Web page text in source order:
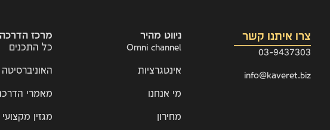
צרו איתנו קשר
03-9437303
info@kaveret.biz
ניווט מהיר
Omni channel
אינטגרציות
מי אנחנו
מחירון
מרכז הדרכה
כל התכנים
האוניברסיטה
מאמרי
מגזין מקצועי